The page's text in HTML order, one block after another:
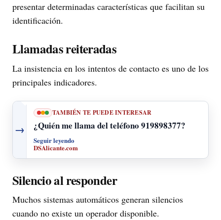
presentar determinadas características que facilitan su
identificación.
Llamadas reiteradas
La insistencia en los intentos de contacto es uno de los
principales indicadores.
→
TAMBIÉN TE PUEDE INTERESAR
¿Quién me llama del teléfono 919898377?
Seguir leyendo
DSAlicante.com
Silencio al responder
Muchos sistemas automáticos generan silencios
cuando no existe un operador disponible.